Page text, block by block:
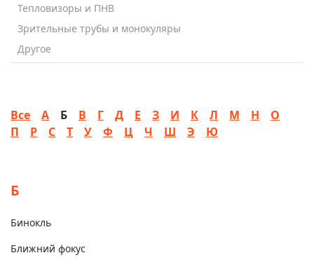
Тепловизоры и ПНВ
Зрительные трубы и монокуляры
Другое
Все А Б В Г Д Е З И К Л М Н
О
П
Р С Т У Ф Ц Ч Ш Э Ю
Б
Бинокль
Ближний фокус